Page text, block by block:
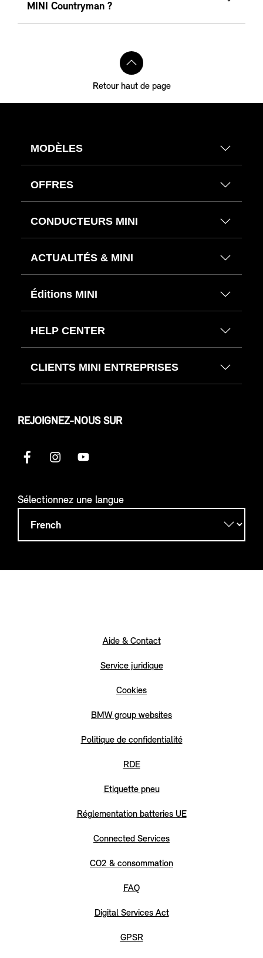
MINI Countryman ?
Retour haut de page
MODÈLES
OFFRES
CONDUCTEURS MINI
ACTUALITÉS & MINI
Éditions MINI
HELP CENTER
CLIENTS MINI ENTREPRISES
REJOIGNEZ-NOUS SUR
Sélectionnez une langue
Aide & Contact
Service juridique
Cookies
BMW group websites
Politique de confidentialité
RDE
Etiquette pneu
Réglementation batteries UE
Connected Services
CO2 & consommation
FAQ
Digital Services Act
GPSR